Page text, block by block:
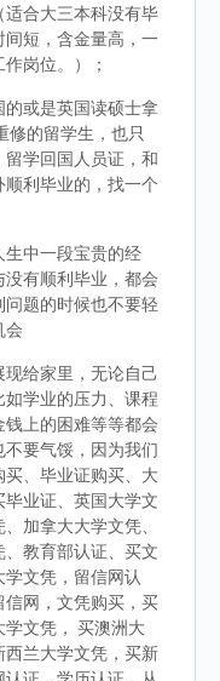
适合大三本科没有毕
间短，含金量高，一
岗位。）；
或是英国读硕士拿
的留学生，也只
学回国人员证，和
利毕业的，找一个
生中一段宝贵的经
有顺利毕业，都会
题的时候也不要轻
会
给家里，无论自己
学业的压力、课程
上的困难等等都会
要气馁，因为我们
、毕业证购买、大
业证、英国大学文
加拿大大学文凭、
教育部认证、买文
文凭，留信网认
网，文凭购买，买
文凭， 买澳洲大
兰大学文凭，买新